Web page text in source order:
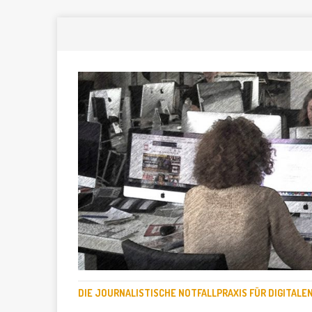
DIE JOURNALISTISCHE NOTFALLPRAXIS FÜR